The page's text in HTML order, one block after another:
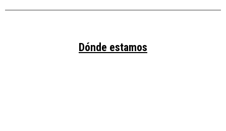
Dónde estamos